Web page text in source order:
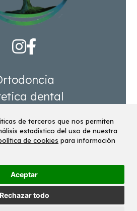
de terceros que nos permiten
estadístico del uso de nuestra
de cookies para información
Aceptar
Rechazar todo
dental
Personal
Maps
Legal
love by